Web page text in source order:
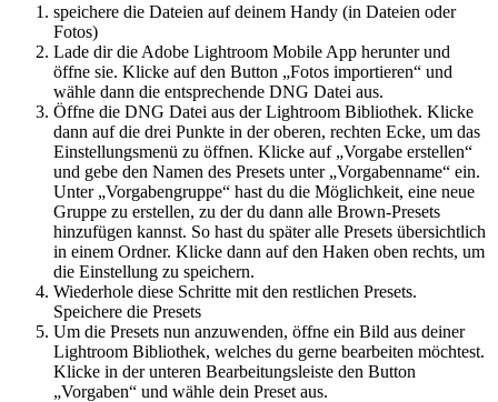
speichere die Dateien auf deinem Handy (in Dateien oder
Fotos)
Lade dir die Adobe Lightroom Mobile App herunter und
öffne sie. Klicke auf den Button „Fotos importieren“ und
wähle dann die entsprechende DNG Datei aus.
Öffne die DNG Datei aus der Lightroom Bibliothek. Klicke
dann auf die drei Punkte in der oberen, rechten Ecke, um das
Einstellungsmenü zu öffnen. Klicke auf „Vorgabe erstellen“
und gebe den Namen des Presets unter „Vorgabenname“ ein.
Unter „Vorgabengruppe“ hast du die Möglichkeit, eine neue
Gruppe zu erstellen, zu der du dann alle Brown-Presets
hinzufügen kannst. So hast du später alle Presets übersichtlich
in einem Ordner. Klicke dann auf den Haken oben rechts, um
die Einstellung zu speichern.
Wiederhole diese Schritte mit den restlichen Presets.
Speichere die Presets
Um die Presets nun anzuwenden, öffne ein Bild aus deiner
Lightroom Bibliothek, welches du gerne bearbeiten möchtest.
Klicke in der unteren Bearbeitungsleiste den Button
„Vorgaben“ und wähle dein Preset aus.